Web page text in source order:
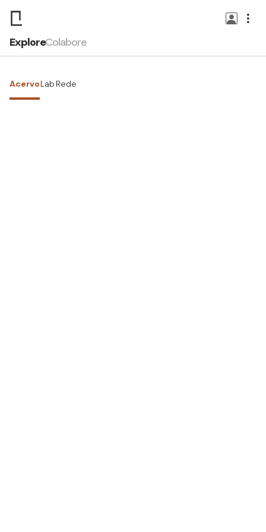
ExploreColabore
AcervoLab Rede